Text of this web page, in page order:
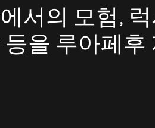
서의 모험,
등을 루아페